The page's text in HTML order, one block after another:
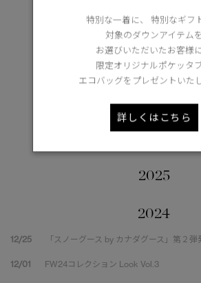
Goose Style
2026
2025
2024
12/25 「スノーグース by カナダグース」第２弾
12/01 FW24コレクション Look Vol.3
特別な一着に、 特別なギフ
対象のダウンアイテムを
お選びいただいたお客様に
限定オリジナルポケッタ
エコバッグをプレゼントいた
詳しくはこちら